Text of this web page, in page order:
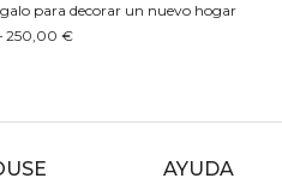
para decorar un nuevo hogar
250,00 €
AYUDA